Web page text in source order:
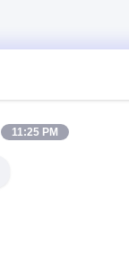
11:25 PM